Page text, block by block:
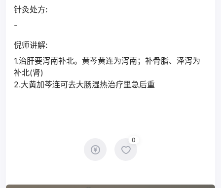
针灸处方:
-
倪师讲解:
1.治肝要泻南补北。黄芩黄连为泻南；补骨脂、泽泻为
补北(肾)
2.大黄加芩连可去大肠湿热治疗里急后重
0